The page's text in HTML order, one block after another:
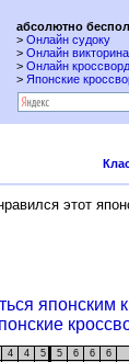
абсолютно
> Онлайн судоку
> Онлайн викторина
> Онлайн
> Японские
этот
японским
4 4 5 5 6 6
6